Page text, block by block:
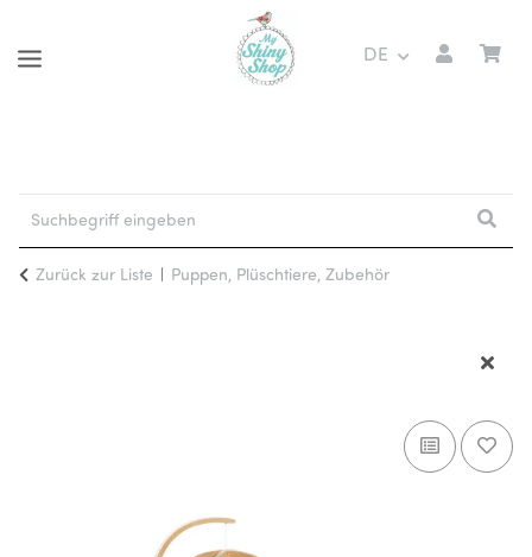
DE
Zurück zur Liste Puppen, Plüschtiere, Zubehör